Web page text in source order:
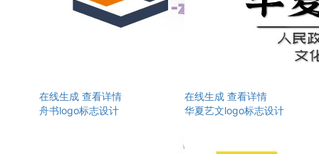
在线生成 查看详情
舟书logo标志设计
在线生成 查看详情
华夏艺文logo标志设计